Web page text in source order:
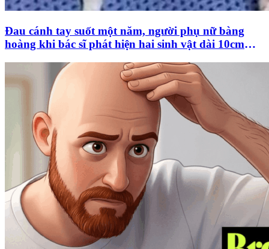
Đau cánh tay suốt một năm, người phụ nữ bàng
hoàng khi bác sĩ phát hiện hai sinh vật dài 10cm